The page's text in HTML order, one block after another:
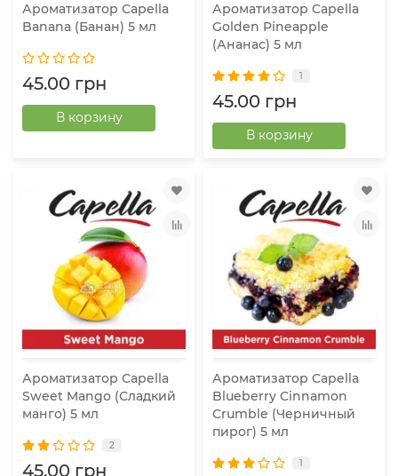
Ароматизатор Capella
Banana (Банан) 5 мл
45.00 грн
В корзину
Ароматизатор Capella
Golden Pineapple
(Ананас) 5 мл
1
45.00 грн
В корзину
Ароматизатор Capella
Sweet Mango (Сладкий
манго) 5 мл
2
45.00 грн
Ароматизатор Capella
Blueberry Cinnamon
Crumble (Черничный
пирог) 5 мл
1